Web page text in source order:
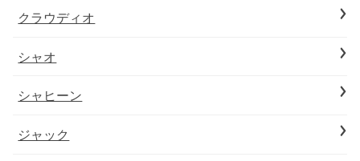
クラウディオ
シャオ
シャヒーン
ジャック